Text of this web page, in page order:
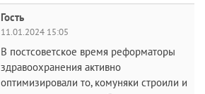
Гость
11.01.2024 15:05
В постсоветское время реформаторы
здравоохранения активно
оптимизировали то, комуняки строили и